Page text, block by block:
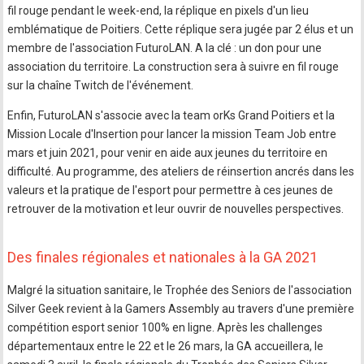
fil rouge pendant le week-end, la réplique en pixels d'un lieu
emblématique de Poitiers. Cette réplique sera jugée par 2 élus et un
membre de l'association FuturoLAN. A la clé : un don pour une
association du territoire. La construction sera à suivre en fil rouge
sur la chaîne Twitch de l'événement.
Enfin, FuturoLAN s'associe avec la team orKs Grand Poitiers et la
Mission Locale d'Insertion pour lancer la mission Team Job entre
mars et juin 2021, pour venir en aide aux jeunes du territoire en
difficulté. Au programme, des ateliers de réinsertion ancrés dans les
valeurs et la pratique de l'esport pour permettre à ces jeunes de
retrouver de la motivation et leur ouvrir de nouvelles perspectives.
Des finales régionales et nationales à la GA 2021
Malgré la situation sanitaire, le Trophée des Seniors de l'association
Silver Geek revient à la Gamers Assembly au travers d'une première
compétition esport senior 100% en ligne. Après les challenges
départementaux entre le 22 et le 26 mars, la GA accueillera, le